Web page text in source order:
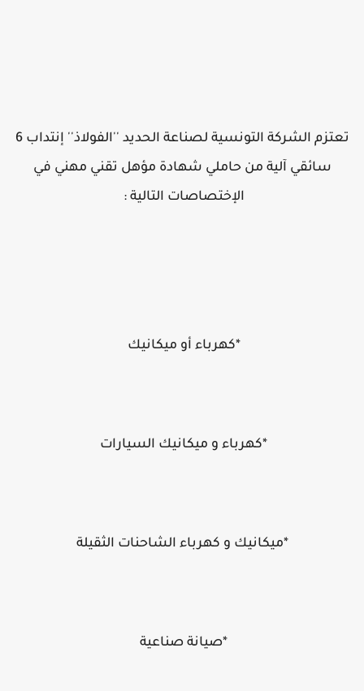
تعتزم الشركة التونسية لصناعة الحديد ''الفولاذ'' إنتداب 6
سائقي آلية من حاملي شهادة مؤهل تقني مهني في
الإختصاصات التالية :
*كهرباء أو ميكانيك
*كهرباء و ميكانيك السيارات
*ميكانيك و كهرباء الشاحنات الثقيلة
*صيانة صناعية